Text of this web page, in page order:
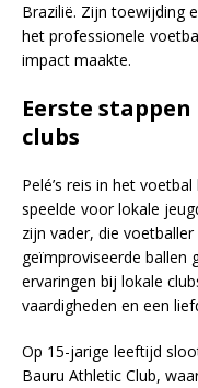
Brazilië. Zijn toewijding
het professionele
impact maakte.
Eerste
clubs
Pelé’s reis in het
speelde voor lokale
zijn vader, die
geïmproviseerde ballen
ervaringen bij lokale
vaardigheden en een
Op 15-jarige leeftijd
Bauru Athletic Club,